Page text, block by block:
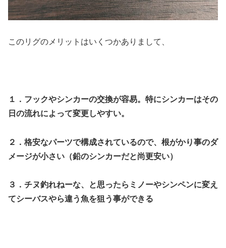
このリグのメリットはいくつかありまして、
１．フックやシンカーの交換が容易。特にシンカーはその
日の流れによって変更しやすい。
２．格安なパーツで構成されているので、根がかり事のダ
メージが小さい（鉛のシンカーだと尚更安い）
３．チヌ釣れねーな、と思ったらミノーやシンペンに変え
てシーバスやら違う魚を狙う事ができる